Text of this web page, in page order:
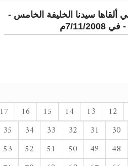
ألقاها سيدنا الخليفة الخامس -
2008م
12
13
14
15
16
17
30
31
32
33
34
35
48
49
50
51
52
53